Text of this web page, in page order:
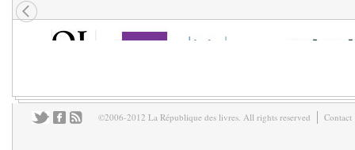
©2006-2012 La République des livres. All rights reserved Contact